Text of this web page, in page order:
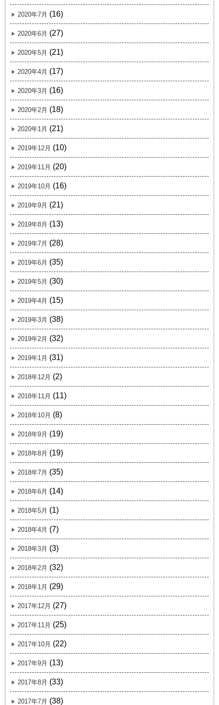
2020年7月 (16)
2020年6月 (27)
2020年5月 (21)
2020年4月 (17)
2020年3月 (16)
2020年2月 (18)
2020年1月 (21)
2019年12月 (10)
2019年11月 (20)
2019年10月 (16)
2019年9月 (21)
2019年8月 (13)
2019年7月 (28)
2019年6月 (35)
2019年5月 (30)
2019年4月 (15)
2019年3月 (38)
2019年2月 (32)
2019年1月 (31)
2018年12月 (2)
2018年11月 (11)
2018年10月 (8)
2018年9月 (19)
2018年8月 (19)
2018年7月 (35)
2018年6月 (14)
2018年5月 (1)
2018年4月 (7)
2018年3月 (3)
2018年2月 (32)
2018年1月 (29)
2017年12月 (27)
2017年11月 (25)
2017年10月 (22)
2017年9月 (13)
2017年8月 (33)
2017年7月 (38)